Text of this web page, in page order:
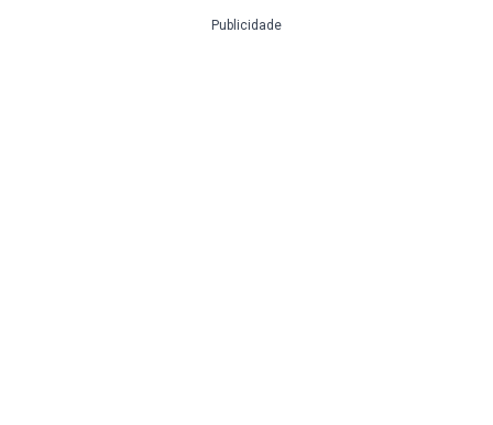
Publicidade